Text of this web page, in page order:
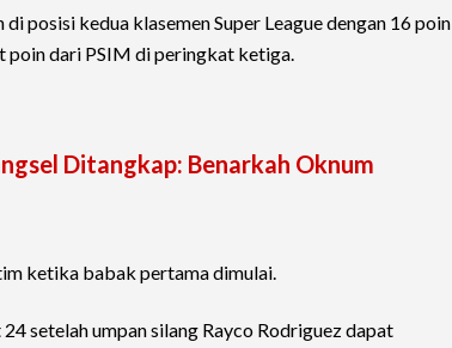
posisi kedua klasemen Super League dengan 16 poin
poin dari PSIM di peringkat ketiga.
Ditangkap: Benarkah Oknum
ketika babak pertama dimulai.
setelah umpan silang Rayco Rodriguez dapat